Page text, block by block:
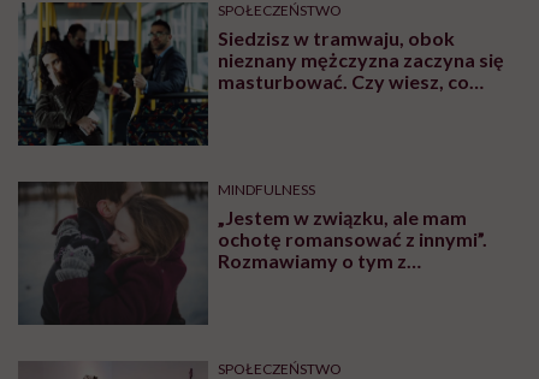
SPOŁECZEŃSTWO
Siedzisz w tramwaju, obok
nieznany mężczyzna zaczyna się
masturbować. Czy wiesz, co
MINDFULNESS
„Jestem w związku, ale mam
ochotę romansować z innymi”.
Rozmawiamy o tym z
SPOŁECZEŃSTWO